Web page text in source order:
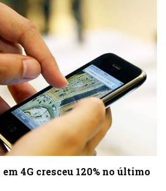
4G cresceu 120% no último